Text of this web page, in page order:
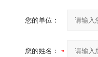
您的单位：
您的姓名：